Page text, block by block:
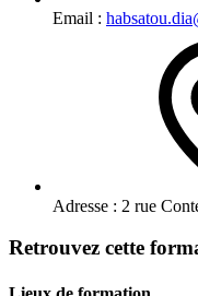
Email :
Adresse : 2 rue
Retrouvez cette